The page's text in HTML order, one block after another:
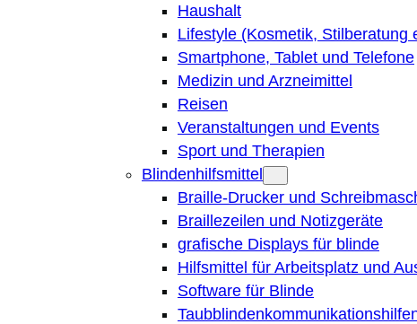
Haushalt
Lifestyle (Kosmetik, Stilberatung
Smartphone, Tablet und Telefone
Medizin und Arzneimittel
Reisen
Veranstaltungen und Events
Sport und Therapien
Blindenhilfsmittel
Braille-Drucker und
Braillezeilen und Notizgeräte
grafische Displays für blinde
Hilfsmittel für Arbeitsplatz und
Software für Blinde